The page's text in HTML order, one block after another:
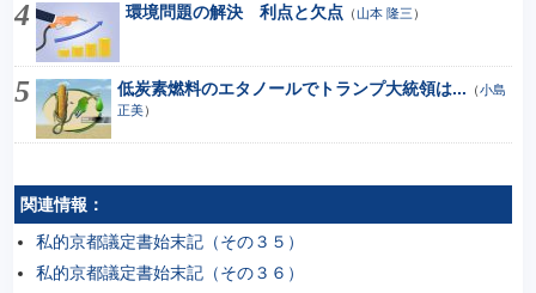
環境問題の解決 利点と欠点 （山本 隆三 ）
低炭素燃料のエタノールでトランプ大統領は... （小島
正美）
関連情報：
私的京都議定書始末記（その３５）
私的京都議定書始末記（その３６）